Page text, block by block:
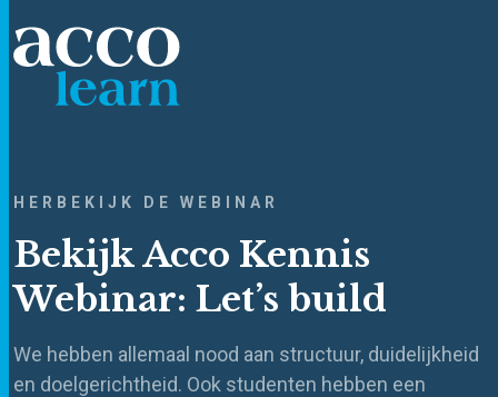
HERBEKIJK DE WEBINAR
Bekijk Acco Kennis
Webinar: Let’s build
We hebben allemaal nood aan structuur, duidelijkheid
en doelgerichtheid. Ook studenten hebben een